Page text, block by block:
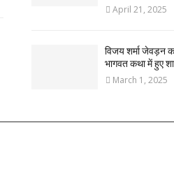
April 21, 2025
विजय शर्मा जेवड़न
भागवत कथा में हुए
March 1, 2025